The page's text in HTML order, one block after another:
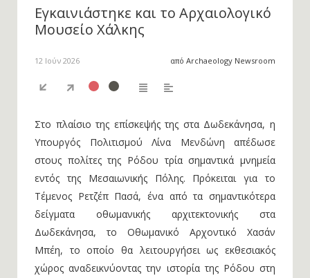
Εγκαινιάστηκε και το Αρχαιολογικό
Μουσείο Χάλκης
12 Ιούν 2026 από Archaeology Newsroom
Στο πλαίσιο της επίσκεψής της στα Δωδεκάνησα, η
Υπουργός Πολιτισμού Λίνα Μενδώνη απέδωσε
στους πολίτες της Ρόδου τρία σημαντικά μνημεία
εντός της Μεσαιωνικής Πόλης. Πρόκειται για το
Τέμενος Ρετζέπ Πασά, ένα από τα σημαντικότερα
δείγματα οθωμανικής αρχιτεκτονικής στα
Δωδεκάνησα, το Οθωμανικό Αρχοντικό Χασάν
Μπέη, το οποίο θα λειτουργήσει ως εκθεσιακός
χώρος αναδεικνύοντας την ιστορία της Ρόδου στη